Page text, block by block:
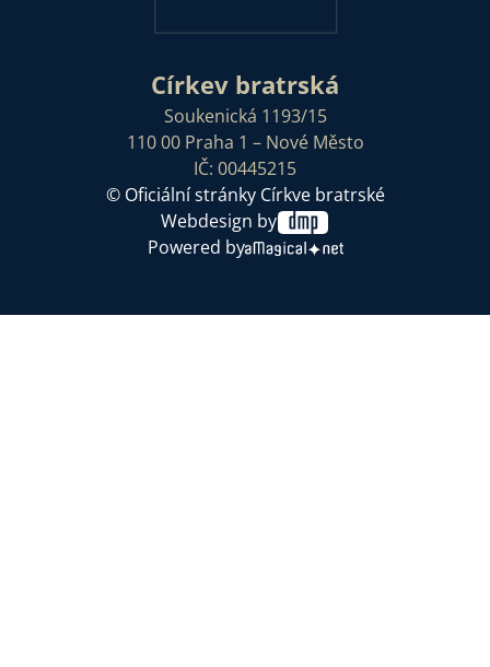
Církev bratrská
Soukenická 1193/15
110 00 Praha 1 – Nové Město
IČ: 00445215
© Oficiální stránky Církve bratrské
Webdesign by
Powered by